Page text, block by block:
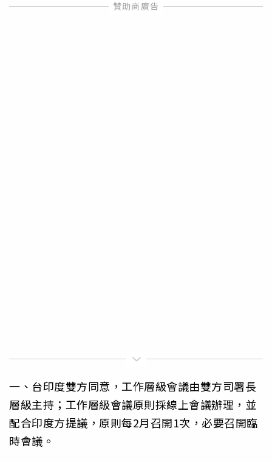
一、台印度雙方同意，工作層級會議由雙方司署長
層級主持；工作層級會議原則採線上會議辦理，並
配合印度方提議，原則每2月召開1次，必要召開臨
時會議。